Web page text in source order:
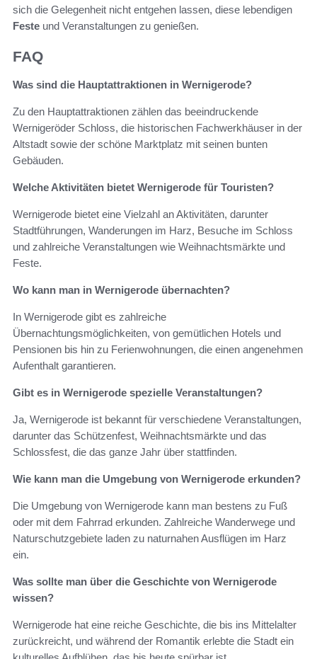
sich die Gelegenheit nicht entgehen lassen, diese lebendigen
Feste und Veranstaltungen zu genießen.
FAQ
Was sind die Hauptattraktionen in Wernigerode?
Zu den Hauptattraktionen zählen das beeindruckende
Wernigeröder Schloss, die historischen Fachwerkhäuser in der
Altstadt sowie der schöne Marktplatz mit seinen bunten
Gebäuden.
Welche Aktivitäten bietet Wernigerode für Touristen?
Wernigerode bietet eine Vielzahl an Aktivitäten, darunter
Stadtführungen, Wanderungen im Harz, Besuche im Schloss
und zahlreiche Veranstaltungen wie Weihnachtsmärkte und
Feste.
Wo kann man in Wernigerode übernachten?
In Wernigerode gibt es zahlreiche
Übernachtungsmöglichkeiten, von gemütlichen Hotels und
Pensionen bis hin zu Ferienwohnungen, die einen angenehmen
Aufenthalt garantieren.
Gibt es in Wernigerode spezielle Veranstaltungen?
Ja, Wernigerode ist bekannt für verschiedene Veranstaltungen,
darunter das Schützenfest, Weihnachtsmärkte und das
Schlossfest, die das ganze Jahr über stattfinden.
Wie kann man die Umgebung von Wernigerode erkunden?
Die Umgebung von Wernigerode kann man bestens zu Fuß
oder mit dem Fahrrad erkunden. Zahlreiche Wanderwege und
Naturschutzgebiete laden zu naturnahen Ausflügen im Harz
ein.
Was sollte man über die Geschichte von Wernigerode
wissen?
Wernigerode hat eine reiche Geschichte, die bis ins Mittelalter
zurückreicht, und während der Romantik erlebte die Stadt ein